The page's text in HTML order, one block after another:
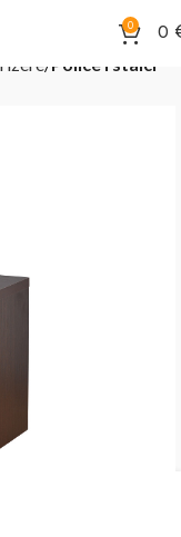
0 0
Police i stalci